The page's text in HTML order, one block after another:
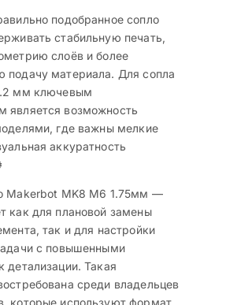
подобранное сопло
стабильную печать,
слоёв и более
подачу материала. Для сопла
мм ключевым
является возможность
где важны мелкие
аккуратность
Makerbot MK8 M6 1.75мм —
как для плановой замены
так и для настройки
с повышенными
детализации. Такая
среди владельцев